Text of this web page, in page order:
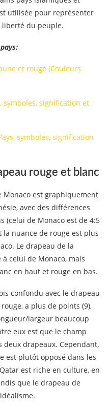
la couleur du
la couleur du
la couleur du
la couleur du
la couleur du
la couleur du
utilisée pour représenter
liberté du peuple.
et rouge (Couleurs
symboles, signification et
symboles, signification
rouge et blanc
Monaco est graphiquement
avec des différences
(celui de Monaco est de 4:5
la nuance de rouge est plus
Le drapeau de la
celui de Monaco, mais
en haut et rouge en bas.
confondu avec le drapeau
a plus de points (9),
largeur beaucoup
eux est que le champ
deux drapeaux. Cependant,
est plutôt opposé dans les
est riche en culture, en
que le drapeau de